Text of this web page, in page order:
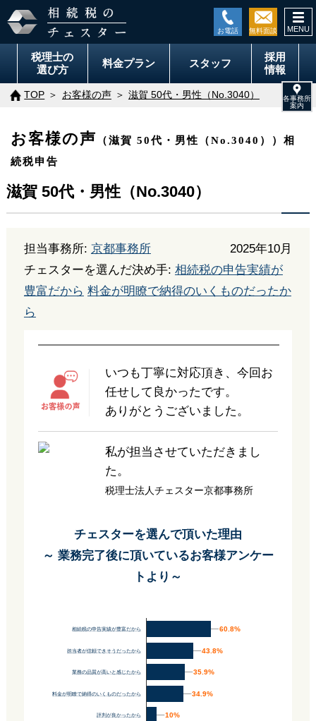
税理士の
選び方
料金プラン スタッフ
採用
情報
TOP お客様の声 滋賀 50代・男性（No.3040）
お客様の声
（滋賀 50代・男性（No.3040））相
続税申告
滋賀 50代・男性（No.3040）
担当事務所: 京都事務所
2025年10月
チェスターを選んだ決め手: 相続税の申告実績が
豊富だから 料金が明瞭で納得のいくものだったか
ら
いつも丁寧に対応頂き、今回お
任せして良かったです。
ありがとうございました。
私が担当させていただきまし
た。
税理士法人チェスター京都事務所
チェスターを選んで頂いた理由
～ 業務完了後に頂いているお客様アンケー
トより～
相続税の申告実績が豊富だから
担当者が信頼できそうだったから
業務の品質が高いと感じたから
料金が明瞭で納得のいくものだったから
評判が良かったから
60.8%
60.8%
43.8%
43.8%
35.9%
35.9%
34.9%
34.9%
10%
10%